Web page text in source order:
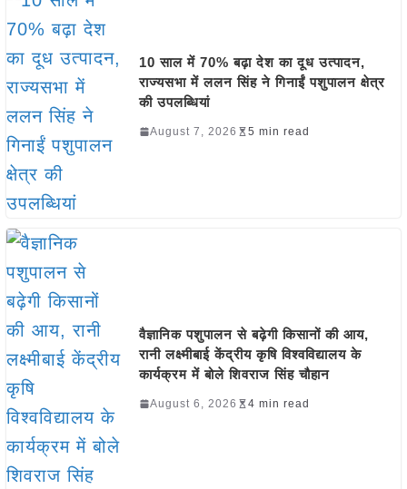
10 साल में 70% बढ़ा देश का दूध उत्पादन,
राज्यसभा में ललन सिंह ने गिनाईं पशुपालन क्षेत्र
की उपलब्धियां
August 7, 2026 5 min read
वैज्ञानिक पशुपालन से बढ़ेगी किसानों की आय,
रानी लक्ष्मीबाई केंद्रीय कृषि विश्वविद्यालय के
कार्यक्रम में बोले शिवराज सिंह चौहान
August 6, 2026 4 min read